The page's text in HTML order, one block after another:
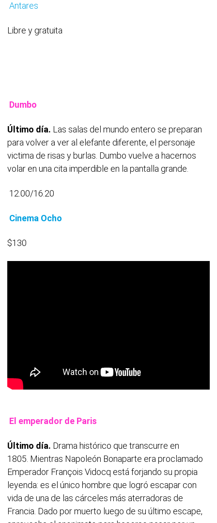
Antares
Libre y gratuita
Dumbo
Último día. Las salas del mundo entero se preparan
para volver a ver al elefante diferente, el personaje
victima de risas y burlas. Dumbo vuelve a hacernos
volar en una cita imperdible en la pantalla grande.
12.00/16.20
Cinema Ocho
$130
El emperador de Paris
Último día. Drama histórico que transcurre en
1805. Mientras Napoleón Bonaparte era proclamado
Emperador François Vidocq está forjando su propia
leyenda: es el único hombre que logró escapar con
vida de una de las cárceles más aterradoras de
Francia. Dado por muerto luego de su último escape,